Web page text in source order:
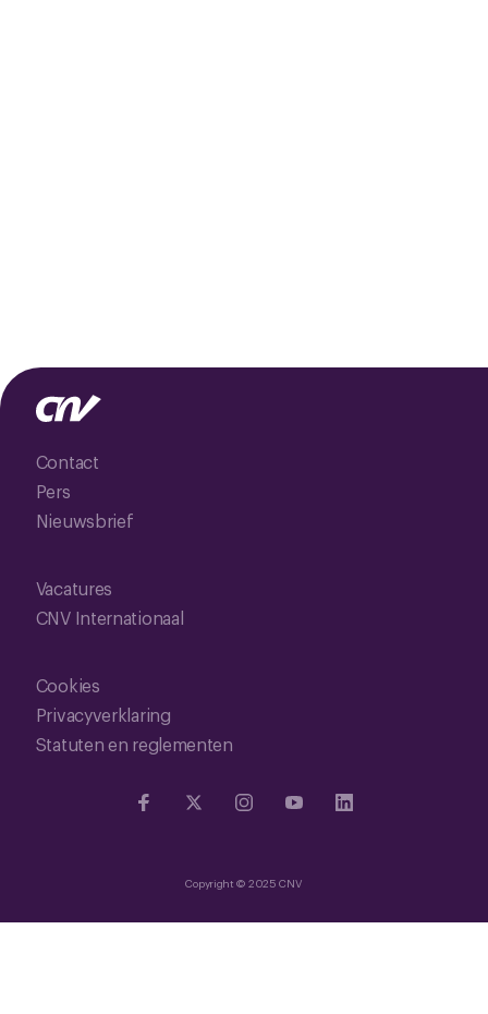
Contact
Pers
Nieuwsbrief
Vacatures
CNV Internationaal
Cookies
Privacyverklaring
Statuten en reglementen
Copyright © 2025 CNV